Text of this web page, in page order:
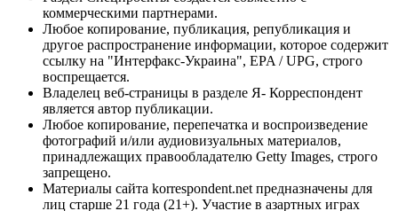
коммерческими партнерами.
Любое копирование, публикация, републикация и
другое распространение информации, которое содержит
ссылку на "Интерфакс-Украина", EPA / UPG, строго
воспрещается.
Владелец веб-страницы в разделе Я- Корреспондент
является автор публикации.
Любое копирование, перепечатка и воспроизведение
фотографий и/или аудиовизуальных материалов,
принадлежащих правообладателю Getty Images, строго
запрещено.
Материалы сайта korrespondent.net предназначены для
лиц старше 21 года (21+). Участие в азартных играх